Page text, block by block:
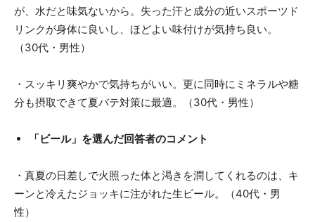
が、水だと味気ないから。失った汗と成分の近いスポーツド
リンクが身体に良いし、ほどよい味付けが気持ち良い。
（30代・男性）
・スッキリ爽やかで気持ちがいい。更に同時にミネラルや糖
分も摂取できて夏バテ対策に最適。（30代・男性）
「ビール」を選んだ回答者のコメント
・真夏の日差しで火照った体と渇きを潤してくれるのは、キ
ーンと冷えたジョッキに注がれた生ビール。（40代・男
性）